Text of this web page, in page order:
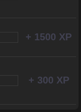
+ 1500 XP
+ 300 XP